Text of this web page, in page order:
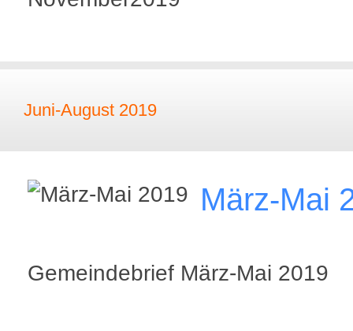
Juni-August 2019
März-Mai
Gemeindebrief März-Mai 2019